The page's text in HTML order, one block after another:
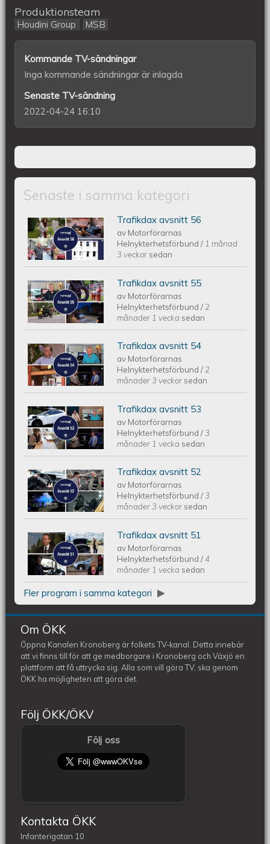
Produktionsteam
Houdini Group MSB
Kommande TV-sändningar
Inga kommande sändningar är inlagda
Senaste TV-sändning
2022-04-24 16:10
Senaste i samma kategori
Trafikdax - Avsnitt 56
Trafikdax avsnitt 56
av Motorförarnas
Helnykterhetsförbund/ 1 månad
3 veckor sedan
Trafikdax - Avsnitt 55
Trafikdax avsnitt 55
av Motorförarnas
Helnykterhetsförbund/ 2
månader 1 vecka sedan
Trafikdax avsnitt 54
Trafikdax avsnitt 54
av Motorförarnas
Helnykterhetsförbund/ 2
månader 3 veckor sedan
Trafikdax - Avsnitt 53
Trafikdax avsnitt 53
av Motorförarnas
Helnykterhetsförbund/3
månader 1 vecka sedan
Trafikdax - Avsnitt 52
Trafikdax avsnitt 52
av Motorförarnas
Helnykterhetsförbund/3
månader 3 veckor sedan
Trafikdax - Avsnitt 51
Trafikdax avsnitt 51
av Motorförarnas
Helnykterhetsförbund/4
månader 1 vecka sedan
Fler program i samma kategori
Om ÖKK
Öppna Kanalen Kronoberg är folkets TV-kanal. Detta innebär
att vi finns till för att ge medborgare i Kronoberg och Växjö en
plattform att få uttrycka sig. Alla som vill göra TV, ska genom
ÖKK ha möjligheten att göra det.
Följ ÖKK/ÖKV
Följ oss
Kontakta ÖKK
Infanterigatan 10